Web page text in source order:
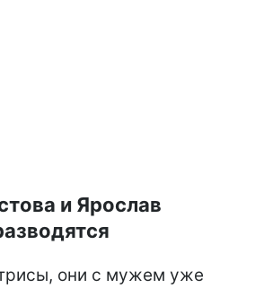
и Ярослав
они с мужем уже